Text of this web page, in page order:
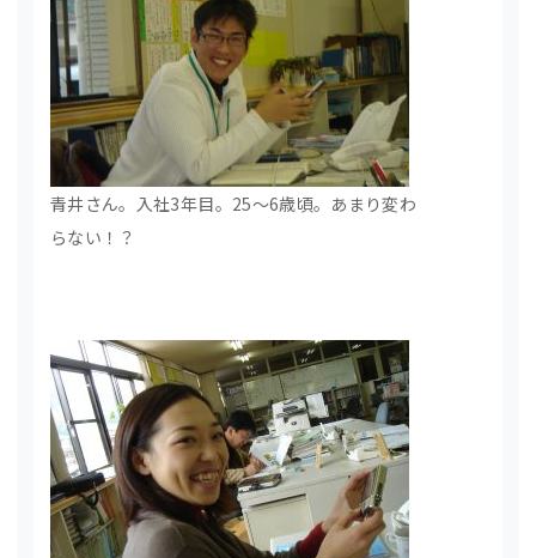
青井さん。入社3年目。25～6歳頃。あまり変わ
らない！？